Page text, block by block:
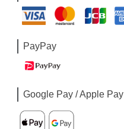
PayPay
Google Pay / Apple Pay